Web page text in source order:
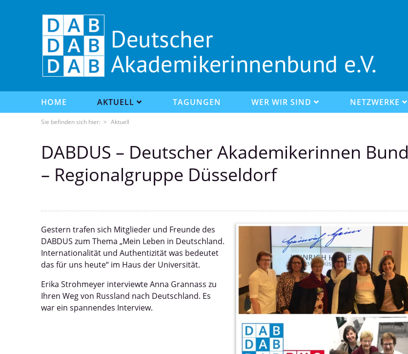
HOME AKTUELL TAGUNGEN WER WIR SIND NETZWERKE
Sie befinden sich hier: > Aktuell
DABDUS – Deutscher Akademikerinnen Bund
– Regionalgruppe Düsseldorf
Gestern trafen sich Mitglieder und Freunde des
DABDUS zum Thema „Mein Leben in Deutschland.
Internationalität und Authentizität was bedeutet
das für uns heute“ im Haus der Universität.
Erika Strohmeyer interviewte Anna Grannass zu
Ihren Weg von Russland nach Deutschland. Es
war ein spannendes Interview.